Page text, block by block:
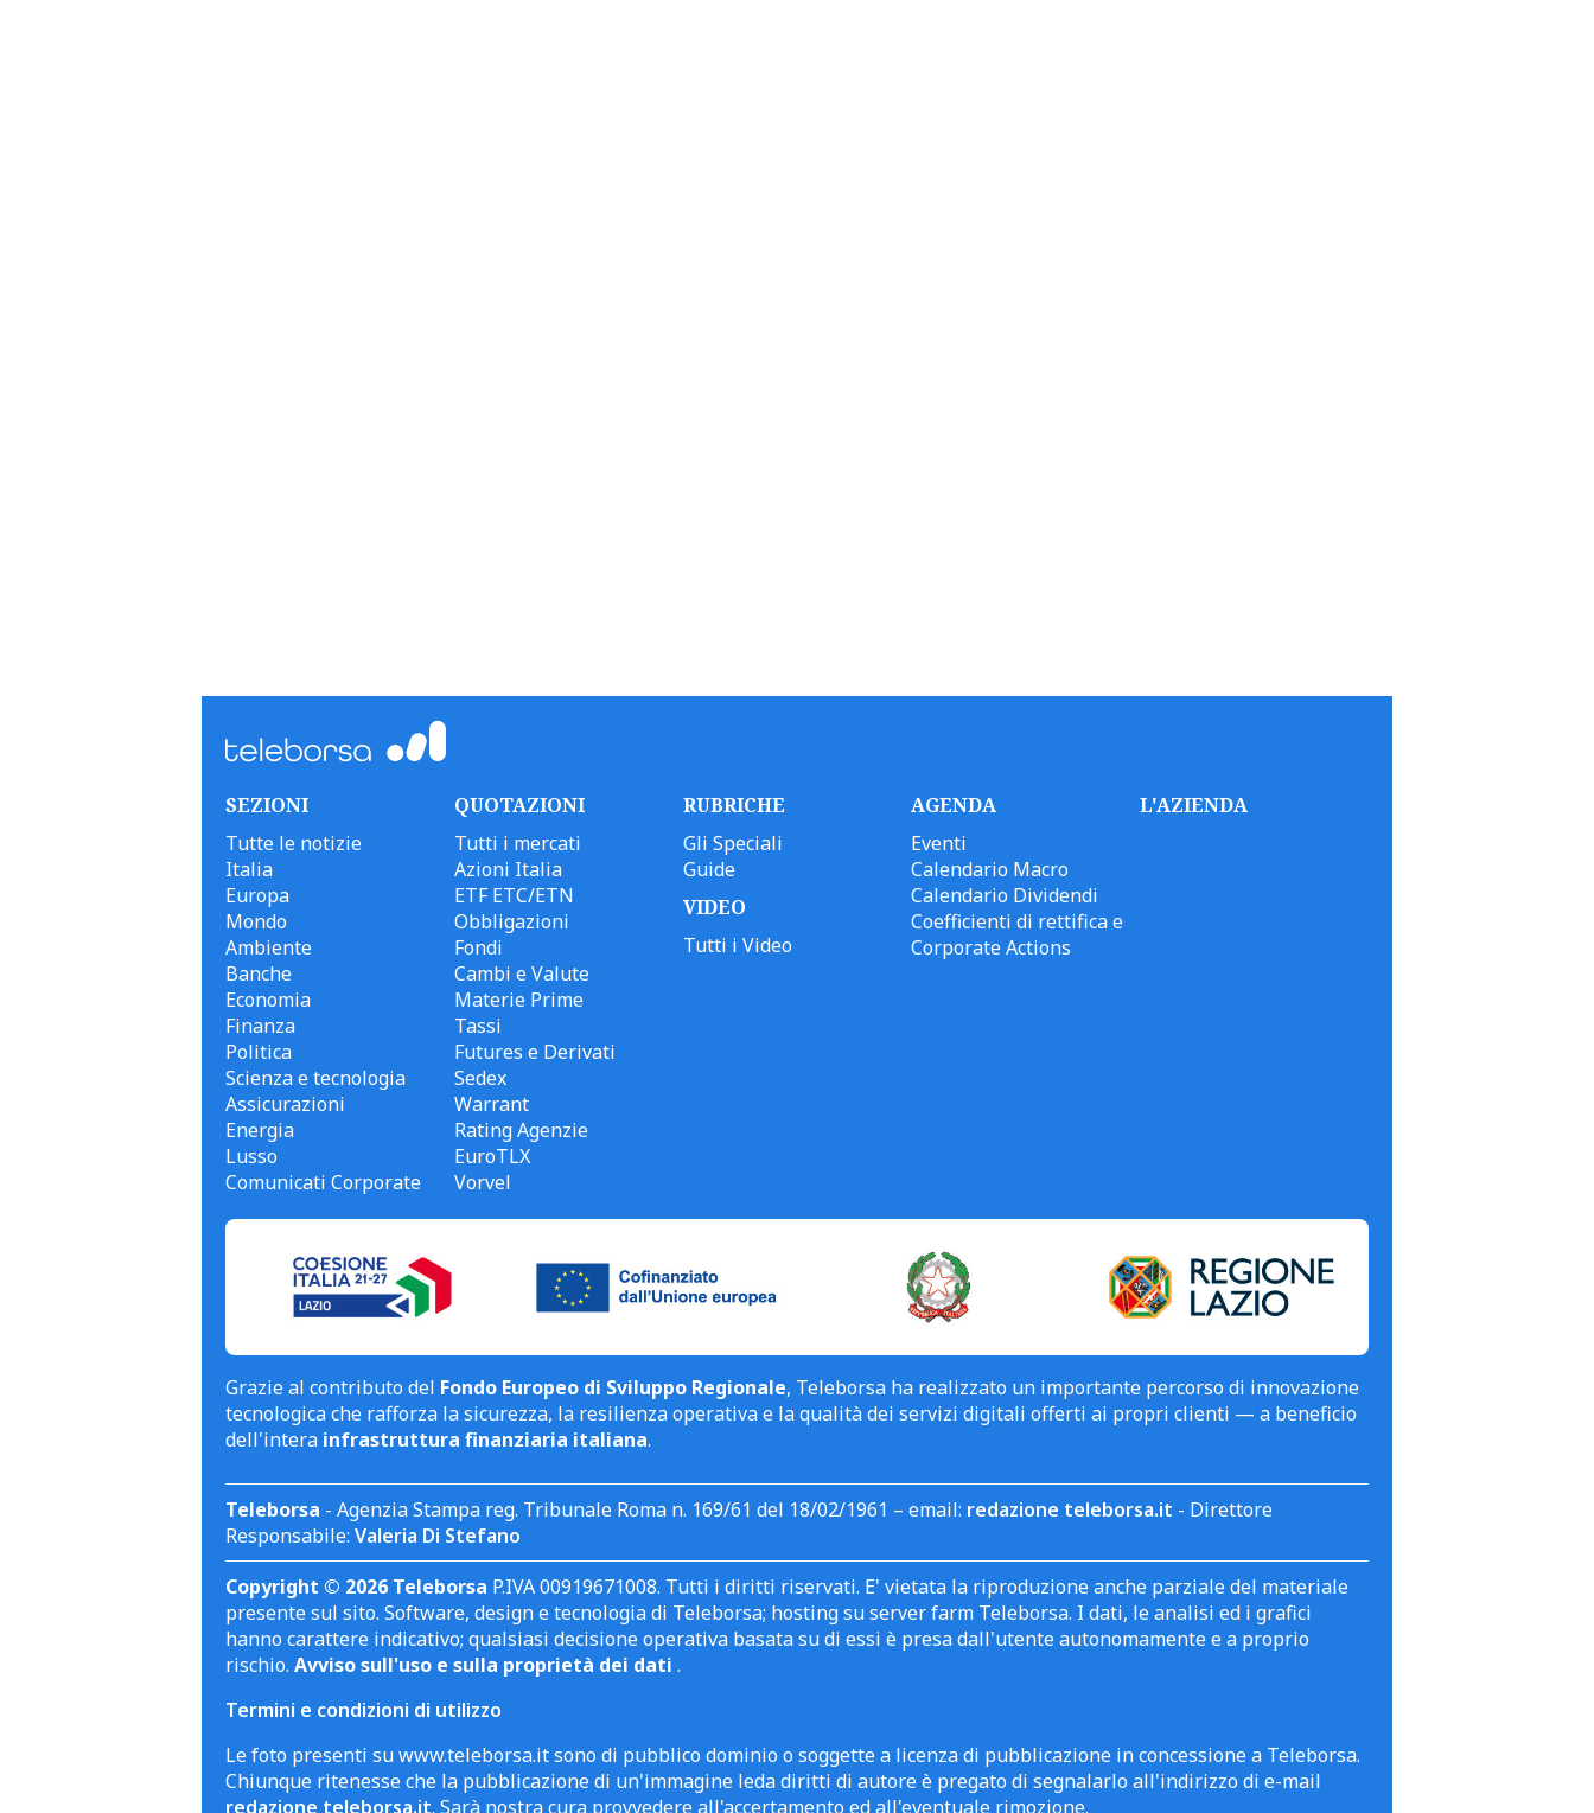
SEZIONI
Tutte le notizie
Italia
Europa
Mondo
Ambiente
Banche
Economia
Finanza
Politica
Scienza e tecnologia
Assicurazioni
Energia
Lusso
Comunicati Corporate
QUOTAZIONI
Tutti i mercati
Azioni Italia
ETF ETC/ETN
Obbligazioni
Fondi
Cambi e Valute
Materie Prime
Tassi
Futures e Derivati
Sedex
Warrant
Rating Agenzie
EuroTLX
Vorvel
RUBRICHE
Gli Speciali
Guide
VIDEO
Tutti i Video
AGENDA
Eventi
Calendario Macro
Calendario Dividendi
Coefficienti di rettifica e
Corporate Actions
L'AZIENDA
Grazie al contributo del Fondo Europeo di Sviluppo Regionale, Teleborsa ha realizzato un importante percorso di innovazione
tecnologica che rafforza la sicurezza, la resilienza operativa e la qualità dei servizi digitali offerti ai propri clienti — a beneficio
dell'intera infrastruttura finanziaria italiana.
Teleborsa - Agenzia Stampa reg. Tribunale Roma n. 169/61 del 18/02/1961 – email: redazione teleborsa.it - Direttore
Responsabile: Valeria Di Stefano
Copyright © 2026 Teleborsa P.IVA 00919671008. Tutti i diritti riservati. E' vietata la riproduzione anche parziale del materiale
presente sul sito. Software, design e tecnologia di Teleborsa; hosting su server farm Teleborsa. I dati, le analisi ed i grafici
hanno carattere indicativo; qualsiasi decisione operativa basata su di essi è presa dall'utente autonomamente e a proprio
rischio. Avviso sull'uso e sulla proprietà dei dati .
Termini e condizioni di utilizzo
Le foto presenti su www.teleborsa.it sono di pubblico dominio o soggette a licenza di pubblicazione in concessione a Teleborsa.
Chiunque ritenesse che la pubblicazione di un'immagine leda diritti di autore è pregato di segnalarlo all'indirizzo di e-mail
redazione teleborsa.it. Sarà nostra cura provvedere all'accertamento ed all'eventuale rimozione.